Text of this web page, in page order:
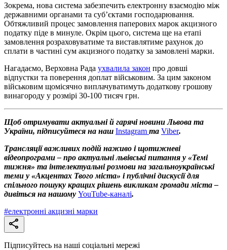
Зокрема, нова система забезпечить електронну взаємодію між
державними органами та суб’єктами господарювання.
Обтяжливий процес замовлення паперових марок акцизного
податку піде в минуле. Окрім цього, система ще на етапі
замовлення розраховуватиме та виставлятиме рахунок до
сплати в частині сум акцизного податку за замовлені марки.
Нагадаємо, Верховна Рада ухвалила закон про довші
відпустки та поверення доплат військовим. За цим законом
військовим щомісячно виплачуватимуть додаткову грошову
винагороду у розмірі 30-100 тисяч грн.
Щоб отримувати актуальні й гарячі новини Львова та
України, підписуйтеся на наш Instagram та Viber.
Трансляції важливих подій наживо і щотижневі
відеопрограми – про актуальні львівські питання у «Темі
тижня» та інтелектуальні розмови на загальноукраїнські
теми у «Акцентах Твого міста» і публічні дискусії для
спільного пошуку кращих рішень викликам громади міста –
дивіться на нашому YouTube-каналі.
#електронні акцизні марки
Підписуйтесь на наші соціальні мережі